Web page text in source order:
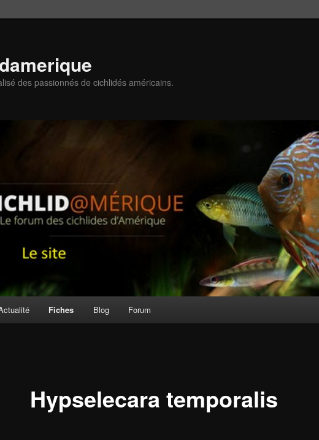
des passionnés de cichlidés américains.
Fiches Blog Forum
Hypselecara temporalis